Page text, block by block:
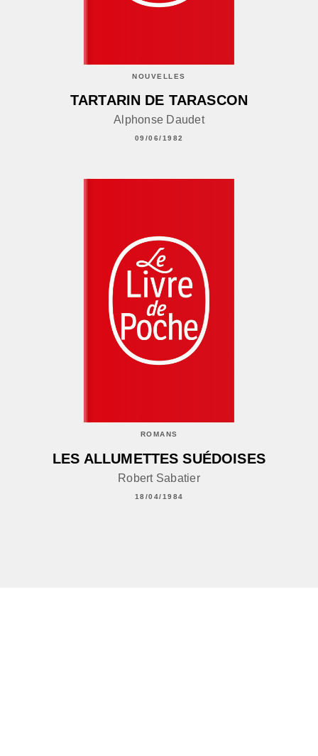
NOUVELLES
TARTARIN DE TARASCON
Alphonse Daudet
09/06/1982
ROMANS
LES ALLUMETTES SUÉDOISES
Robert Sabatier
18/04/1984